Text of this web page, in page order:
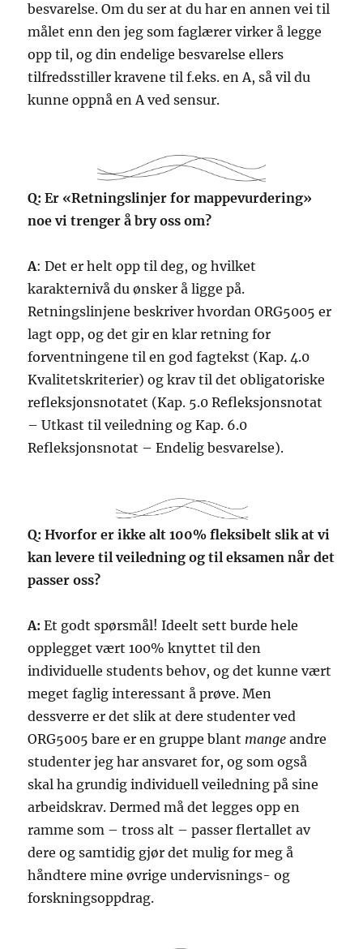
besvarelse. Om du ser at du har en annen vei til
målet enn den jeg som faglærer virker å legge
opp til, og din endelige besvarelse ellers
tilfredsstiller kravene til f.eks. en A, så vil du
kunne oppnå en A ved sensur.
Q: Er «Retningslinjer for mappevurdering»
noe vi trenger å bry oss om?
A: Det er helt opp til deg, og hvilket
karakternivå du ønsker å ligge på.
Retningslinjene beskriver hvordan ORG5005 er
lagt opp, og det gir en klar retning for
forventningene til en god fagtekst (Kap. 4.0
Kvalitetskriterier) og krav til det obligatoriske
refleksjonsnotatet (Kap. 5.0 Refleksjonsnotat
– Utkast til veiledning og Kap. 6.0
Refleksjonsnotat – Endelig besvarelse).
Q: Hvorfor er ikke alt 100% fleksibelt slik at vi
kan levere til veiledning og til eksamen når det
passer oss?
A: Et godt spørsmål! Ideelt sett burde hele
opplegget vært 100% knyttet til den
individuelle students behov, og det kunne vært
meget faglig interessant å prøve. Men
dessverre er det slik at dere studenter ved
ORG5005 bare er en gruppe blant mange andre
studenter jeg har ansvaret for, og som også
skal ha grundig individuell veiledning på sine
arbeidskrav. Dermed må det legges opp en
ramme som – tross alt – passer flertallet av
dere og samtidig gjør det mulig for meg å
håndtere mine øvrige undervisnings- og
forskningsoppdrag.